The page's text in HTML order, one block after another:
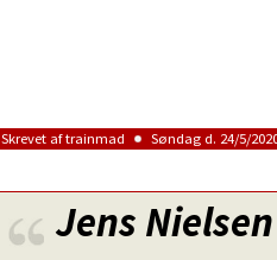
Skrevet aftrainmad Søndag d. 24/5/
Jens Nielsen